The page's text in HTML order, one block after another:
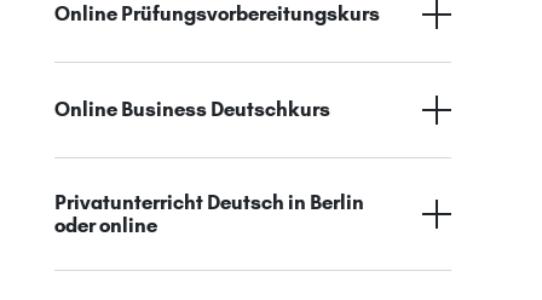
Online Prüfungsvorbereitungskurs
Online Business Deutschkurs
Privatunterricht Deutsch in Berlin
oder online